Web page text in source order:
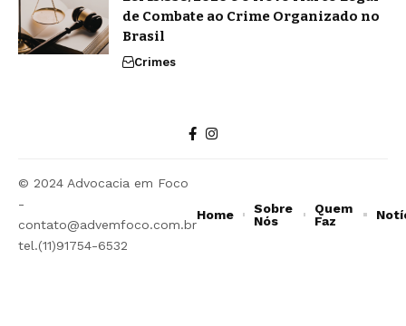
de Combate ao Crime Organizado no
Brasil
Crimes
© 2024 Advocacia em Foco
-
contato@advemfoco.com.br
tel.(11)91754-6532
Home
Sobre
Nós
Quem
Faz